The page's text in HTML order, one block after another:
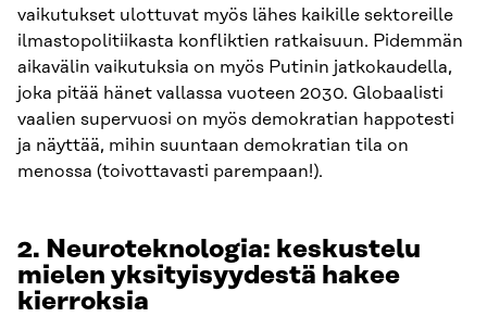
vaikutukset ulottuvat myös lähes kaikille sektoreille
ilmastopolitiikasta konfliktien ratkaisuun. Pidemmän
aikavälin vaikutuksia on myös Putinin jatkokaudella,
joka pitää hänet vallassa vuoteen 2030. Globaalisti
vaalien supervuosi on myös demokratian happotesti
ja näyttää, mihin suuntaan demokratian tila on
menossa (toivottavasti parempaan!).
2. Neuroteknologia: keskustelu
mielen yksityisyydestä hakee
kierroksia